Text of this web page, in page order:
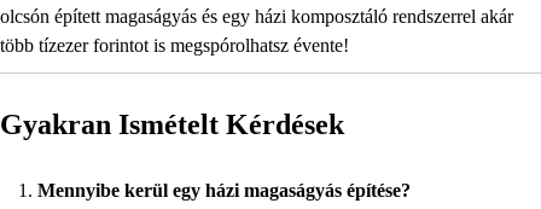
olcsón épített magaságyás és egy házi komposztáló rendszerrel akár
több tízezer forintot is megspórolhatsz évente!
Gyakran Ismételt Kérdések
Mennyibe kerül egy házi magaságyás építése?